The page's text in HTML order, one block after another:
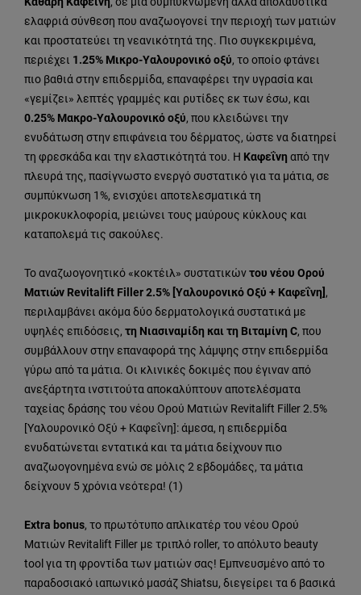
ελαφριά σύνθεση που αναζωογονεί την περιοχή των ματιών
και προστατεύει τη νεανικότητά της. Πιο συγκεκριμένα,
περιέχει 1.25% Μικρο-Υαλουρονικό οξύ, το οποίο φτάνει
πιο βαθιά στην επιδερμίδα, επαναφέρει την υγρασία και
«γεμίζει» λεπτές γραμμές και ρυτίδες εκ των έσω, και
0.25% Μακρο-Υαλουρονικό οξύ, που κλειδώνει την
ενυδάτωση στην επιφάνεια του δέρματος, ώστε να διατηρεί
τη φρεσκάδα και την ελαστικότητά του. Η Καφεΐνη από την
πλευρά της, πασίγνωστο ενεργό συστατικό για τα μάτια, σε
συμπύκνωση 1%, ενισχύει αποτελεσματικά τη
μικροκυκλοφορία, μειώνει τους μαύρους κύκλους και
καταπολεμά τις σακούλες.
Το αναζωογονητικό «κοκτέιλ» συστατικώντου νέου Ορού
Ματιών Revitalift Filler 2.5% [Υαλουρονικό Οξύ + Καφεΐνη] ,
περιλαμβάνει ακόμα δύο δερματολογικά συστατικά με
υψηλές επιδόσεις, τη Νιασιναμίδη και τη Βιταμίνη C, που
συμβάλλουν στην επαναφορά της λάμψης στην επιδερμίδα
γύρω από τα μάτια. Οι κλινικές δοκιμές που έγιναν από
ανεξάρτητα ινστιτούτα αποκαλύπτουν αποτελέσματα
ταχείας δράσης του νέου Ορού Ματιών Revitalift Filler 2.5%
[Υαλουρονικό Οξύ + Καφεΐνη]: άμεσα, η επιδερμίδα
ενυδατώνεται εντατικά και τα μάτια δείχνουν πιο
αναζωογονημένα ενώ σε μόλις 2 εβδομάδες, τα μάτια
δείχνουν 5 χρόνια νεότερα! (1)
Extra bonus, το πρωτότυπο απλικατέρ του νέου Ορού
Ματιών Revitalift Filler με τριπλό roller, το απόλυτο beauty
tool για τη φροντίδα των ματιών σας! Εμπνευσμένο από το
παραδοσιακό ιαπωνικό μασάζ Shiatsu, διεγείρει τα 6 βασικά